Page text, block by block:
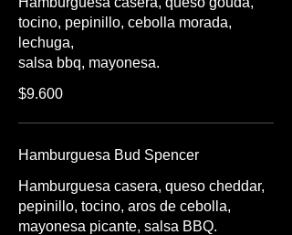
tocino, pepinillo, cebolla morada,
lechuga,
$9.600
Hamburguesa Bud Spencer
Hamburguesa casera, queso cheddar,
pepinillo, tocino, aros de cebolla,
mayonesa picante, salsa BBQ.